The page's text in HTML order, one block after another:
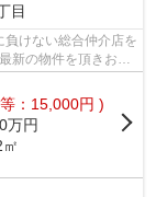
目
負けない総合仲介店を
新の物件を頂きお客
：15,000円 )
0万円